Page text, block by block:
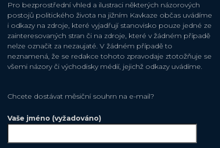
Pro bezprostřední vhled a ilustraci některých názorových
postojů politického života na jižním Kavkaze občas uvádíme
i odkazy na zdroje, které vyjadřují stanovisko pouze jedné ze
zainteresovaných stran či na zdroje, které v žádném případě
nelze označit za nezaujaté. V žádném případě to
neznamená, že se redakce tohoto zpravodaje ztotožňuje se
všemi názory či východisky médií, jejichž odkazy uvádíme.
Chcete dostávat měsiční souhrn na e-mail?
Vaše jméno (vyžadováno)